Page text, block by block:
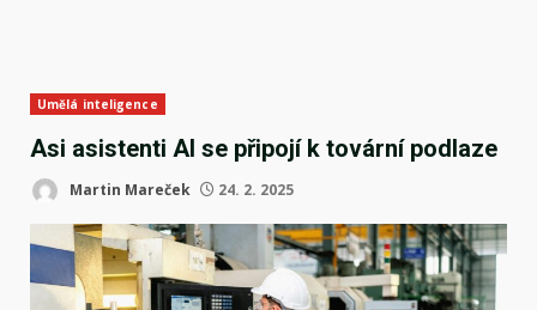
Umělá inteligence
Asi asistenti AI se připojí k tovární podlaze
Martin Mareček 24. 2. 2025